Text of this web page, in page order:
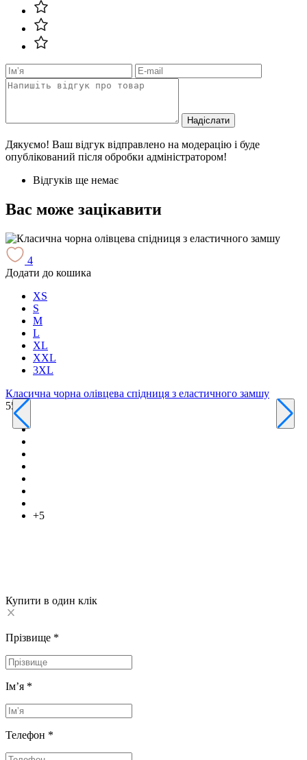
Надіслати
Дякуємо! Ваш відгук відправлено на модерацію і буде
опублікований після обробки адміністратором!
Відгуків ще немає
Вас може зацікавити
4
Додати до кошика
XS
S
M
L
XL
XXL
3XL
Класична чорна олівцева спідниця з еластичного замшу
550 ₴
+5
Купити в один клік
Прізвище *
Імʼя *
Телефон *